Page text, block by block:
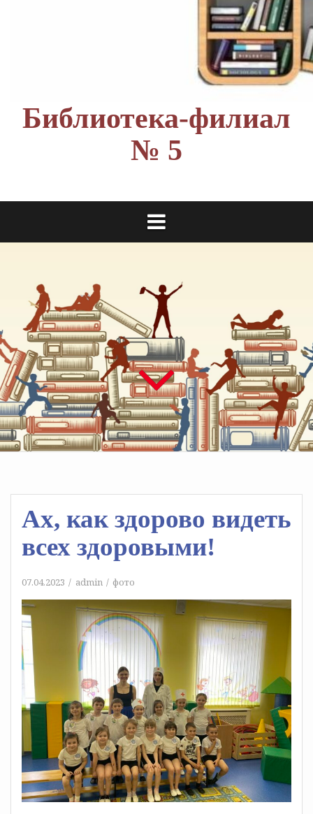
Библиотека-филиал
№ 5
Ах, как здорово видеть
всех здоровыми!
07.04.2023 admin фото